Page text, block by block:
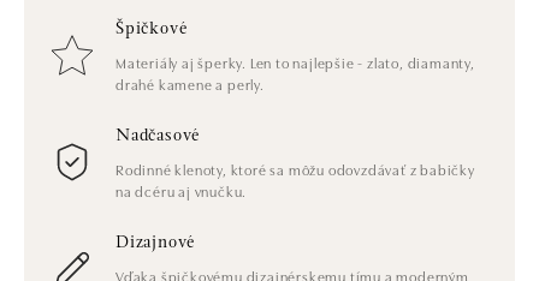
Špičkové
Materiály aj šperky. Len to najlepšie - zlato, diamanty,
drahé kamene a perly.
Nadčasové
Rodinné klenoty, ktoré sa môžu odovzdávať z babičky
na dcéru aj vnučku.
Dizajnové
Vďaka špičkovému dizajnérskemu tímu a moderným